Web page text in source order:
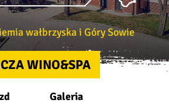
wałbrzyska i Góry Sowie
WINO&SPA
Galeria